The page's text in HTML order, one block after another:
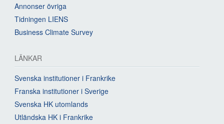
Annonser övriga
Tidningen LIENS
Business Climate Survey
LÄNKAR
Svenska institutioner i Frankrike
Franska institutioner i Sverige
Svenska HK utomlands
Utländska HK i Frankrike